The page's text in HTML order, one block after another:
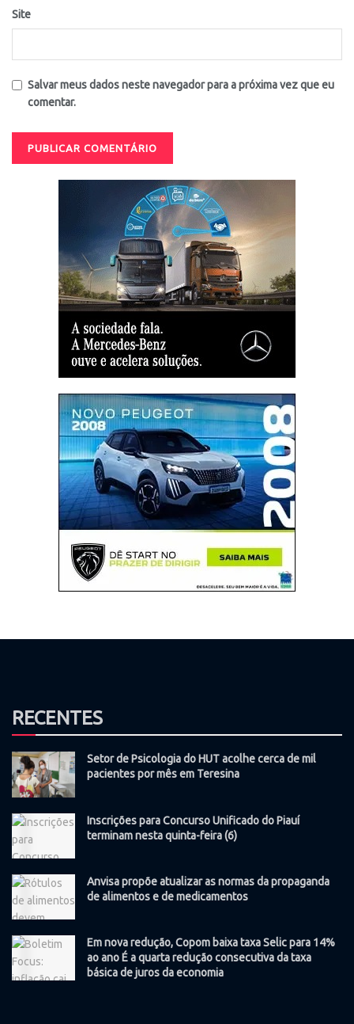
Site
Salvar meus dados neste navegador para a próxima vez que eu
comentar.
RECENTES
Setor de Psicologia do HUT acolhe cerca de mil
pacientes por mês em Teresina
Inscrições para Concurso Unificado do Piauí
terminam nesta quinta-feira (6)
Anvisa propõe atualizar as normas da propaganda
de alimentos e de medicamentos
Em nova redução, Copom baixa taxa Selic para 14%
ao ano É a quarta redução consecutiva da taxa
básica de juros da economia